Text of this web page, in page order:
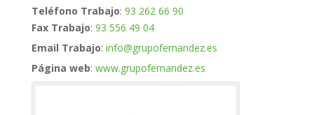
Teléfono Trabajo: 93 262 66 90
Fax Trabajo: 93 556 49 04
Email Trabajo: info@grupofernandez.es
Página web: www.grupofernandez.es